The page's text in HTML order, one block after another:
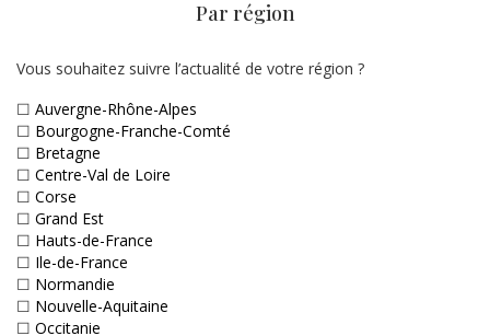
Par région
Vous souhaitez suivre l’actualité de votre région ?
☐ Auvergne-Rhône-Alpes
☐ Bourgogne-Franche-Comté
☐ Bretagne
☐ Centre-Val de Loire
☐ Corse
☐ Grand Est
☐ Hauts-de-France
☐ Ile-de-France
☐ Normandie
☐ Nouvelle-Aquitaine
☐ Occitanie